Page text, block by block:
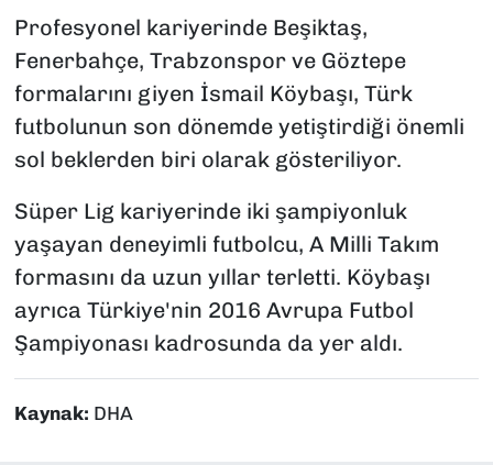
Profesyonel kariyerinde Beşiktaş,
Fenerbahçe, Trabzonspor ve Göztepe
formalarını giyen İsmail Köybaşı, Türk
futbolunun son dönemde yetiştirdiği önemli
sol beklerden biri olarak gösteriliyor.
Süper Lig kariyerinde iki şampiyonluk
yaşayan deneyimli futbolcu, A Milli Takım
formasını da uzun yıllar terletti. Köybaşı
ayrıca Türkiye'nin 2016 Avrupa Futbol
Şampiyonası kadrosunda da yer aldı.
Kaynak: DHA